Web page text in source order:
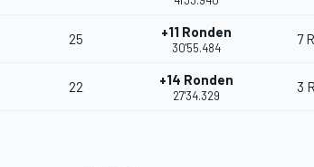
25 +11 Ronden
30'55.484
7
22 +14 Ronden
27'34.329
3